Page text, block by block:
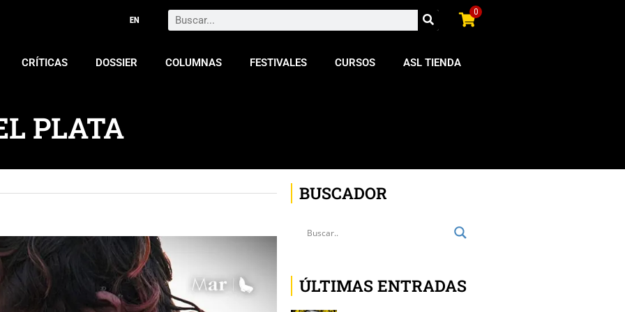
Search 0
CRÍTICAS DOSSIER COLUMNAS FESTIVALES CURSOS ASL TIENDA
PLATA
BUSCADOR
ÚLTIMAS ENTRADAS